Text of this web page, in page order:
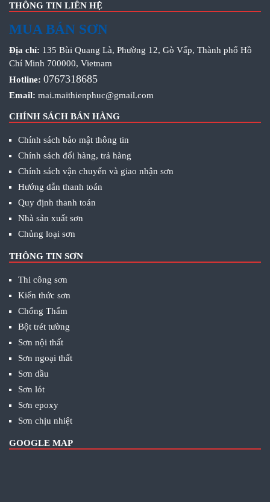
THÔNG TIN LIÊN HỆ
MUA BÁN SƠN
Địa chỉ: 135 Bùi Quang Là, Phường 12, Gò Vấp, Thành phố Hồ
Chí Minh 700000, Vietnam
Hotline: 0767318685
Email: mai.maithienphuc@gmail.com
CHÍNH SÁCH BÁN HÀNG
Chính sách bảo mật thông tin
Chính sách đổi hàng, trả hàng
Chính sách vận chuyển và giao nhận sơn
Hướng dẫn thanh toán
Quy định thanh toán
Nhà sản xuất sơn
Chủng loại sơn
THÔNG TIN SƠN
Thi công sơn
Kiến thức sơn
Chống Thấm
Bột trét tường
Sơn nội thất
Sơn ngoại thất
Sơn dầu
Sơn lót
Sơn epoxy
Sơn chịu nhiệt
GOOGLE MAP